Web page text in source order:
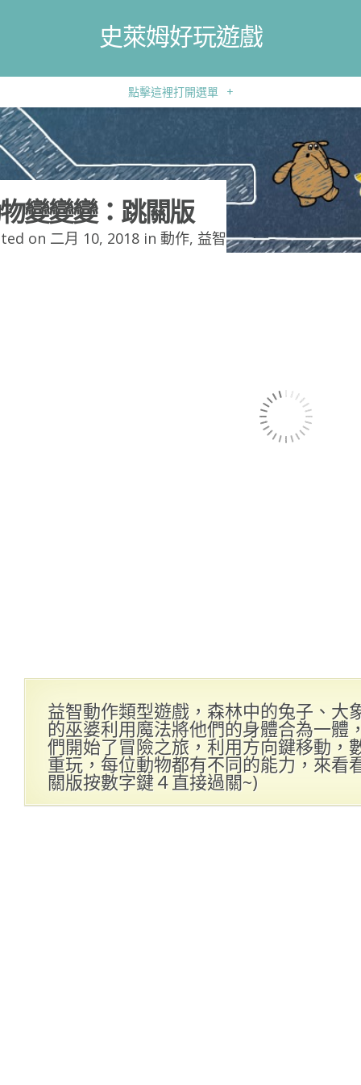
史萊姆好玩遊戲
點擊這裡打開選單 +
變變變：跳關版
on 二月 10, 2018 in 動作, 益智
益智動作類型遊戲，森林中的兔子、大
的巫婆利用魔法將他們的身體合為一體
們開始了冒險之旅，利用方向鍵移動，
重玩，每位動物都有不同的能力，來看
關版按數字鍵４直接過關~)